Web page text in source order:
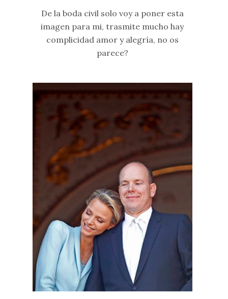
De la boda civil solo voy a poner esta
imagen para mi, trasmite mucho hay
complicidad amor y alegría, no os
parece?